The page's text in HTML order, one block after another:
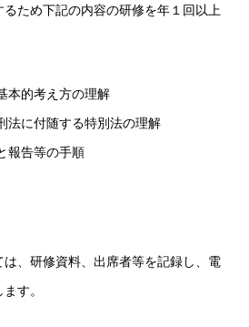
るため下記の内容の研修を年１回以上
本的考え方の理解
に付随する特別法の理解
報告等の手順
、研修資料、出席者等を記録し、電
す。